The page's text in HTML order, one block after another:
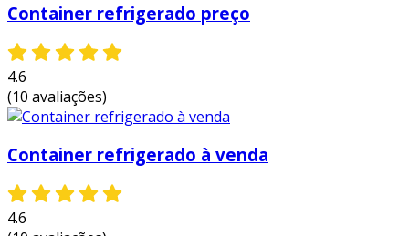
Container refrigerado preço
4.6
(10 avaliações)
Container refrigerado à venda
4.6